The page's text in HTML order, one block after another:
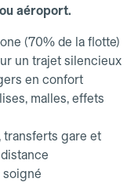
aéroport.
(70% de la flotte)
un trajet silencieux
en confort
malles, effets
transferts gare et
soigné